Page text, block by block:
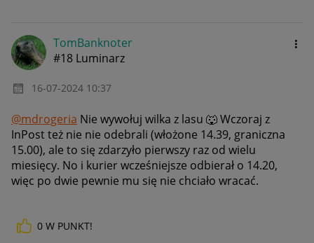
TomBanknoter
#18 Luminarz
‎16-07-2024 10:37
@mdrogeria Nie wywołuj wilka z lasu 🐺Wczoraj z
InPost też nie nie odebrali (włożone 14.39, graniczna
15.00), ale to się zdarzyło pierwszy raz od wielu
miesięcy. No i kurier wcześniejsze odbierał o 14.20,
więc po dwie pewnie mu się nie chciało wracać.
0 W PUNKT!